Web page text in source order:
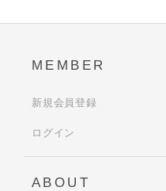
MEMBER
新規会員登録
ログイン
ABOUT